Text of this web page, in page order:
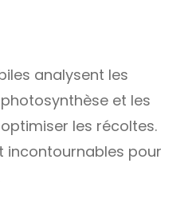
analysent les
et les
les récoltes.
incontournables pour